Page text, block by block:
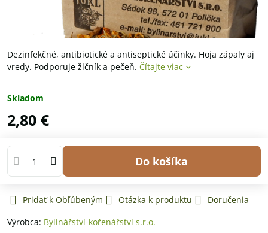
Dezinfekčné, antibiotické a antiseptické účinky. Hoja zápaly aj
vredy. Podporuje žlčník a pečeň. Čítajte viac
Skladom
2,80 €
Do košíka
Pridať k Obľúbeným Otázka k produktu
Doručenia
Výrobca: Bylinářství-kořenářství s.r.o.